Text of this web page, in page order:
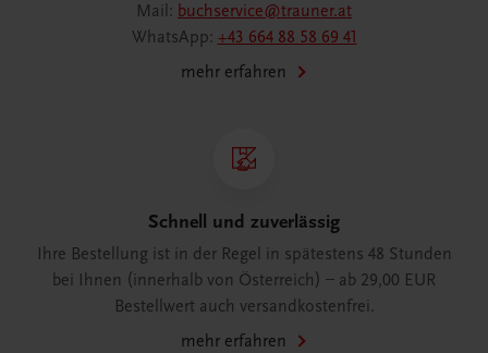
Mail: buchservice@trauner.at
WhatsApp: +43 664 88 58 69 41
mehr erfahren
Schnell und zuverlässig
Ihre Bestellung ist in der Regel in spätestens 48 Stunden
bei Ihnen (innerhalb von Österreich) – ab 29,00 EUR
Bestellwert auch versandkostenfrei.
mehr erfahren